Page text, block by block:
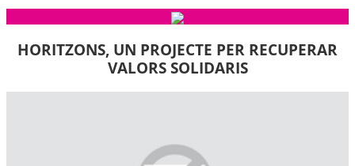
HORITZONS, UN PROJECTE PER RECUPERAR
VALORS SOLIDARIS